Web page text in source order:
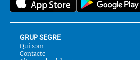
GRUP SEGRE
Qui som
Contacte